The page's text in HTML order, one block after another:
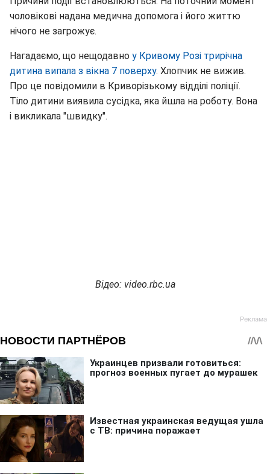
чоловікові надана медична допомога і його життю
нічого не загрожує.
Нагадаємо, що нещодавно у Кривому Розі трирічна
дитина випала з вікна 7 поверху. Хлопчик не вижив.
Про це повідомили в Криворізькому відділі поліції.
Тіло дитини виявила сусідка, яка йшла на роботу. Вона
і викликала "швидку".
Відео: video.rbc.ua